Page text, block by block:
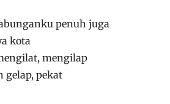
penuh juga
kota
mengilap
gelap, pekat